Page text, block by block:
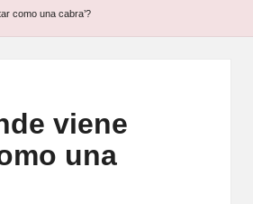
como una cabra’?
viene
una